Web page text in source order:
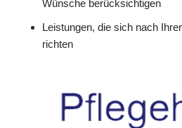
Wünsche berücksichtigen
Leistungen, die sich nach
richten